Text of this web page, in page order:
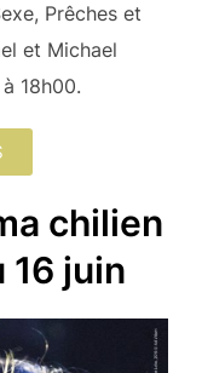
Prêches et
et Michael
18h00.
chilien
16 juin